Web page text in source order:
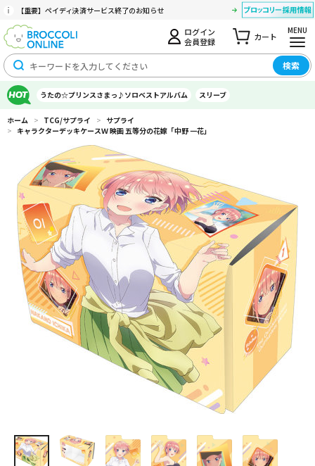
【重要】ペイディ決済サービス終了のお知らせ
ログイン
会員登録
カート
MENU
検索
うたの☆プリンスさまっ♪ソロベストアルバム スリーブ
ホーム > TCG/サプライ > サプライ
> キャラクターデッキケースＷ 映画 五等分の花嫁「中野 一花」